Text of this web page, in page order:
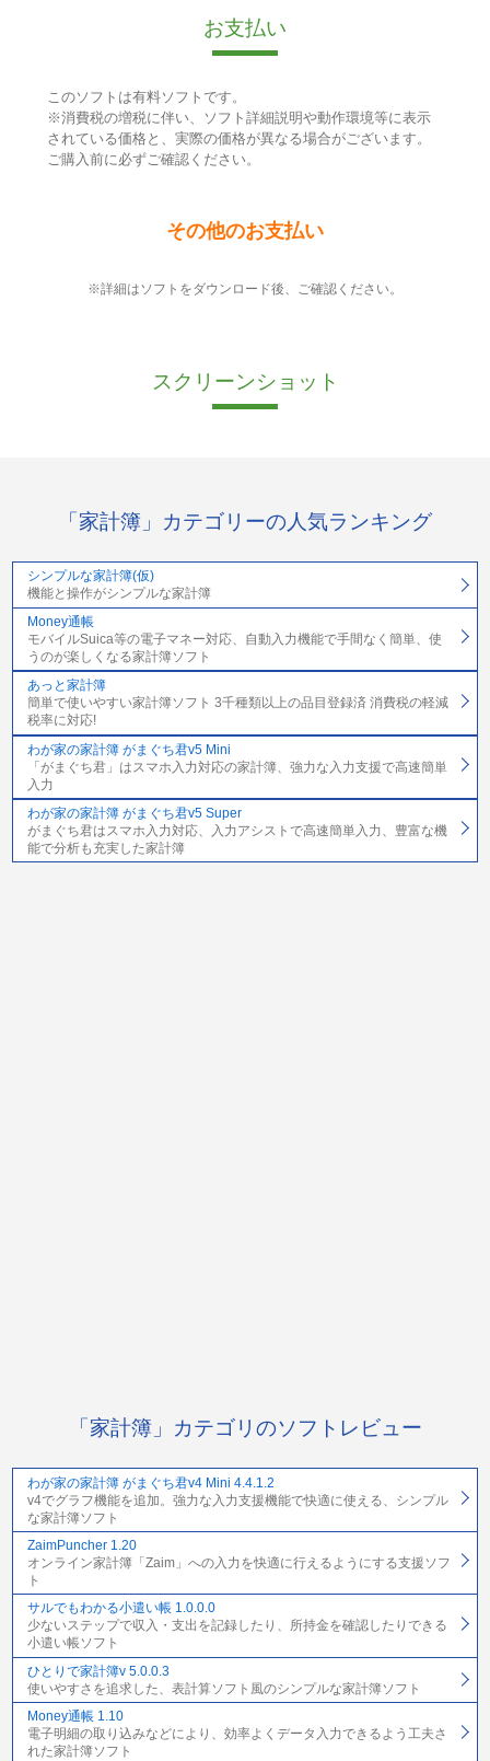
お支払い
このソフトは有料ソフトです。
※消費税の増税に伴い、ソフト詳細説明や動作環境等に表示
されている価格と、実際の価格が異なる場合がございます。
ご購入前に必ずご確認ください。
その他のお支払い
※詳細はソフトをダウンロード後、ご確認ください。
スクリーンショット
「家計簿」カテゴリーの人気ランキング
シンプルな家計簿(仮)
機能と操作がシンプルな家計簿
Money通帳
モバイルSuica等の電子マネー対応、自動入力機能で手間なく簡単、使
うのが楽しくなる家計簿ソフト
あっと家計簿
簡単で使いやすい家計簿ソフト 3千種類以上の品目登録済 消費税の軽減
税率に対応!
わが家の家計簿 がまぐち君v5 Mini
「がまぐち君」はスマホ入力対応の家計簿、強力な入力支援で高速簡単
入力
わが家の家計簿 がまぐち君v5 Super
がまぐち君はスマホ入力対応、入力アシストで高速簡単入力、豊富な機
能で分析も充実した家計簿
「家計簿」カテゴリのソフトレビュー
わが家の家計簿 がまぐち君v4 Mini 4.4.1.2
v4でグラフ機能を追加。強力な入力支援機能で快適に使える、シンプル
な家計簿ソフト
ZaimPuncher 1.20
オンライン家計簿「Zaim」への入力を快適に行えるようにする支援ソフ
ト
サルでもわかる小遣い帳 1.0.0.0
少ないステップで収入・支出を記録したり、所持金を確認したりできる
小遣い帳ソフト
ひとりで家計簿v 5.0.0.3
使いやすさを追求した、表計算ソフト風のシンプルな家計簿ソフト
Money通帳 1.10
電子明細の取り込みなどにより、効率よくデータ入力できるよう工夫さ
れた家計簿ソフト